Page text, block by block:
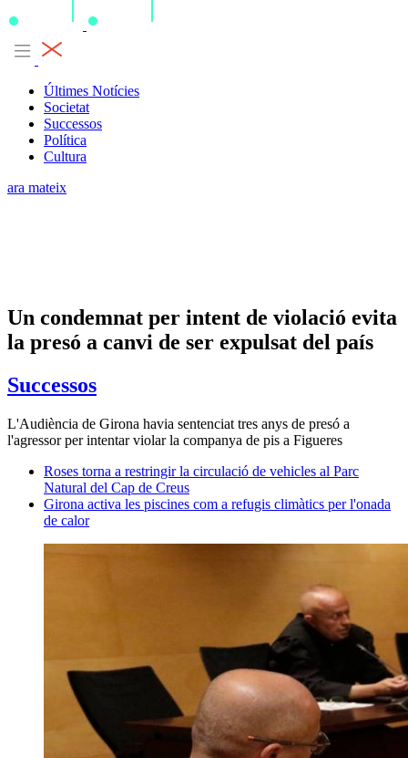
Últimes Notícies
Societat
Successos
Política
Cultura
ara mateix
Un condemnat per intent de violació evita
la presó a canvi de ser expulsat del país
Successos
L'Audiència de Girona havia sentenciat tres anys de presó a
l'agressor per intentar violar la companya de pis a Figueres
Roses torna a restringir la circulació de vehicles al Parc
Natural del Cap de Creus
Girona activa les piscines com a refugis climàtics per l'onada
de calor